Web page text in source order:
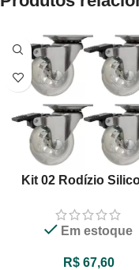
Kit 02 Rodízio
Giratório Com
Em estoque
R$67,60